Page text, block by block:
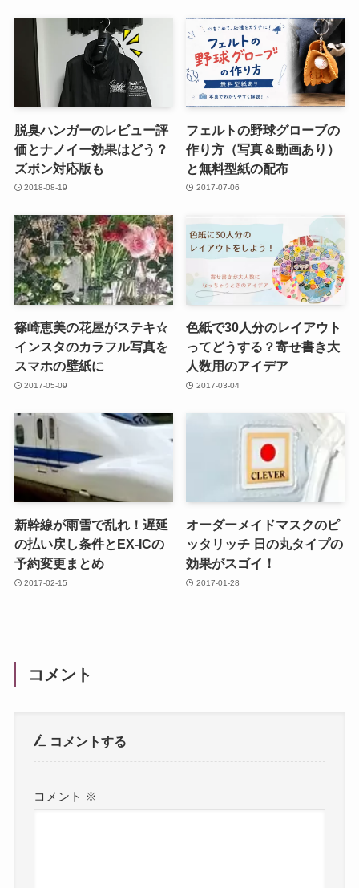
脱臭ハンガーのレビュー評
価とナノイー効果はどう？
ズボン対応版も
2018-08-19
フェルトの野球グローブの
作り方（写真＆動画あり）
と無料型紙の配布
2017-07-06
篠崎恵美の花屋がステキ☆
インスタのカラフル写真を
スマホの壁紙に
2017-05-09
色紙で30人分のレイアウト
ってどうする？寄せ書き大
人数用のアイデア
2017-03-04
新幹線が雨雪で乱れ！遅延
の払い戻し条件とEX-ICの
予約変更まとめ
2017-02-15
オーダーメイドマスクのピ
ッタリッチ 日の丸タイプの
効果がスゴイ！
2017-01-28
コメント
コメントする
コメント ※